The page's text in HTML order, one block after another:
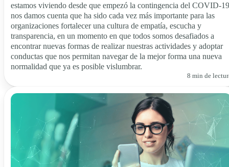
estamos viviendo desde que empezó la contingencia del COVID-
nos damos cuenta que ha sido cada vez más importante para las
organizaciones fortalecer una cultura de empatía, escucha y
transparencia, en un momento en que todos somos desafiados a
encontrar nuevas formas de realizar nuestras actividades y adoptar
conductas que nos permitan navegar de la mejor forma una nueva
normalidad que ya es posible vislumbrar.
8 min de